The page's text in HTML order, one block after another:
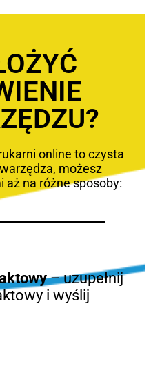
online to czysta
możesz
aż na różne sposoby:
– uzupełnij
i wyślij